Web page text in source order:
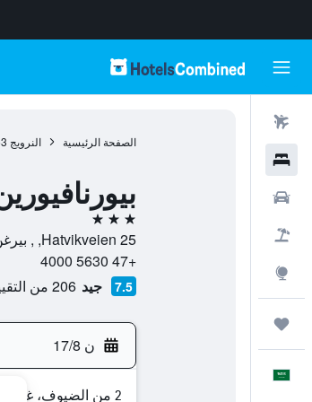
الصفحة الرئيسية النرويج
3 نجوم
Hatvikveien 25, , بيرغن, هوردالاند, النرويج
+47 5630 4000
7.5 جيد 206 من التقييمات تم التحقق منها
ن 17/8
2 من الضيوف، غرفة واحدة